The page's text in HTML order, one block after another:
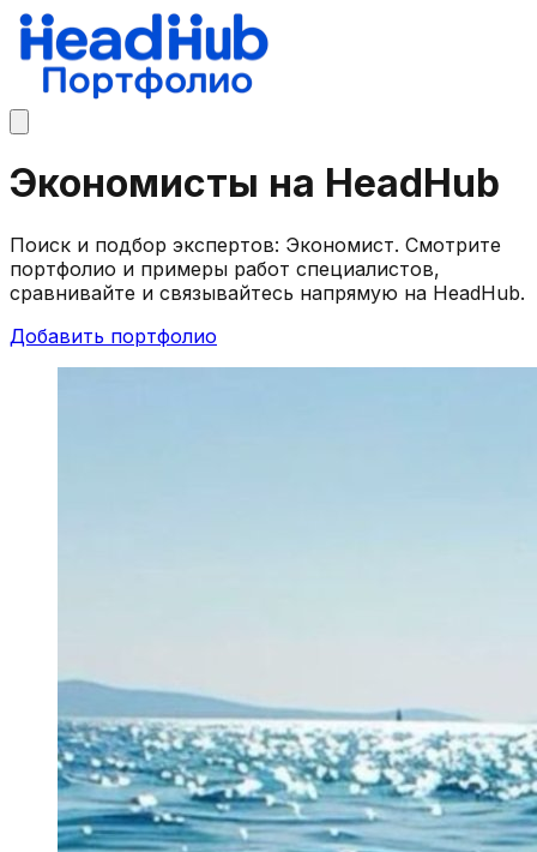
Экономисты на HeadHub
Поиск и подбор экспертов: Экономист. Смотрите
портфолио и примеры работ специалистов,
сравнивайте и связывайтесь напрямую на HeadHub.
Добавить портфолио